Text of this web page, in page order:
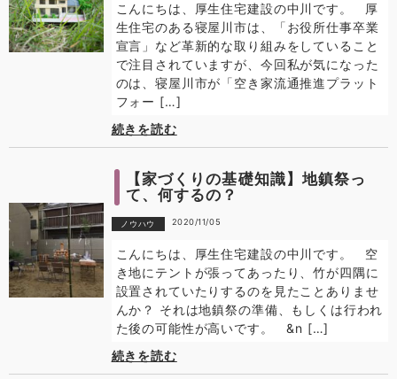
こんにちは、厚生住宅建設の中川です。 厚
生住宅のある寝屋川市は、「お役所仕事卒業
宣言」など革新的な取り組みをしていること
で注目されていますが、今回私が気になった
のは、寝屋川市が「空き家流通推進プラット
フォー […]
続きを読む
【家づくりの基礎知識】地鎮祭っ
て、何するの？
ノウハウ 2020/11/05
こんにちは、厚生住宅建設の中川です。 空
き地にテントが張ってあったり、竹が四隅に
設置されていたりするのを見たことありませ
んか？ それは地鎮祭の準備、もしくは行われ
た後の可能性が高いです。 &n […]
続きを読む